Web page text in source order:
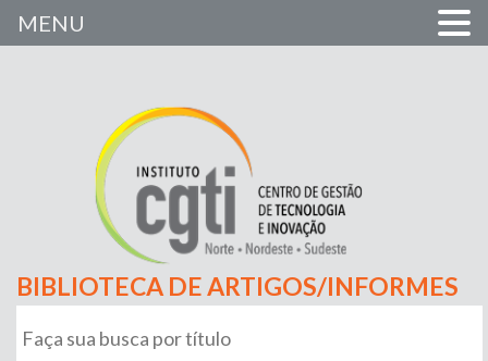
BIBLIOTECA DE ARTIGOS/INFORMES
MENU